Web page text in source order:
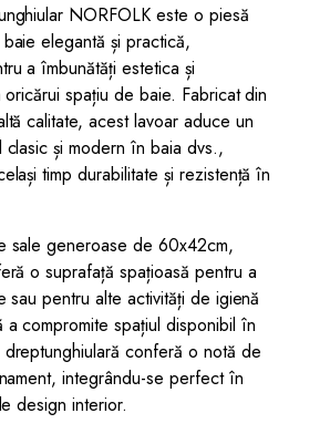
NORFOLK este o piesă
elegantă și practică,
a îmbunătăți estetica și
oricărui spațiu de baie. Fabricat din
calitate, acest lavoar aduce un
clasic și modern în baia dvs.,
timp durabilitate și rezistență în
sale generoase de 60x42cm,
o suprafață spațioasă pentru a
sau pentru alte activități de igienă
a compromite spațiul disponibil în
dreptunghiulară conferă o notă de
integrându-se perfect în
design interior.